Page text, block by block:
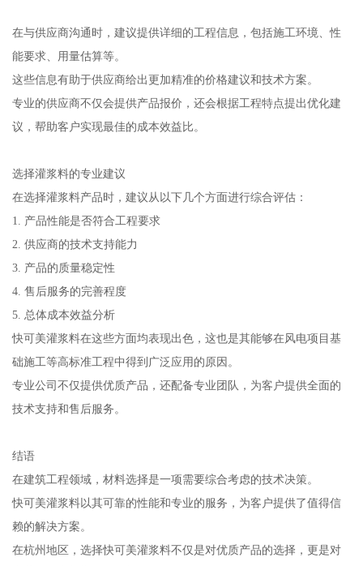
在与供应商沟通时，建议提供详细的工程信息，包括施工环境、性
能要求、用量估算等。
这些信息有助于供应商给出更加精准的价格建议和技术方案。
专业的供应商不仅会提供产品报价，还会根据工程特点提出优化建
议，帮助客户实现最佳的成本效益比。
选择灌浆料的专业建议
在选择灌浆料产品时，建议从以下几个方面进行综合评估：
1. 产品性能是否符合工程要求
2. 供应商的技术支持能力
3. 产品的质量稳定性
4. 售后服务的完善程度
5. 总体成本效益分析
快可美灌浆料在这些方面均表现出色，这也是其能够在风电项目基
础施工等高标准工程中得到广泛应用的原因。
专业公司不仅提供优质产品，还配备专业团队，为客户提供全面的
技术支持和售后服务。
结语
在建筑工程领域，材料选择是一项需要综合考虑的技术决策。
快可美灌浆料以其可靠的性能和专业的服务，为客户提供了值得信
赖的解决方案。
在杭州地区，选择快可美灌浆料不仅是对优质产品的选择，更是对